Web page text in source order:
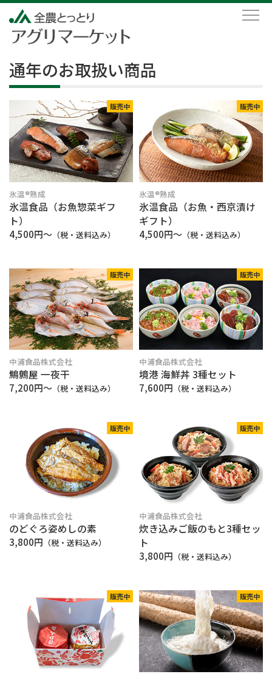
通年のお取扱い商品
販売中
氷温®熟成
氷温食品（お魚惣菜ギフ
ト）
4,500円～ （税・送料込み）
販売中
氷温®熟成
氷温食品（お魚・西京漬け
ギフト）
4,500円～ （税・送料込み）
販売中
中浦食品株式会社
鷦鷯屋 一夜干
7,200円〜 （税・送料込み）
販売中
中浦食品株式会社
境港 海鮮丼 3種セット
7,600円 （税・送料込み）
販売中
中浦食品株式会社
のどぐろ姿めしの素
3,800円 （税・送料込み）
販売中
中浦食品株式会社
炊き込みご飯のもと3種セッ
ト
3,800円 （税・送料込み）
販売中 販売中